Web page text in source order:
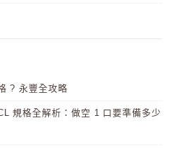
? 永豐全攻略
規格全解析：做空 1 口要準備多少